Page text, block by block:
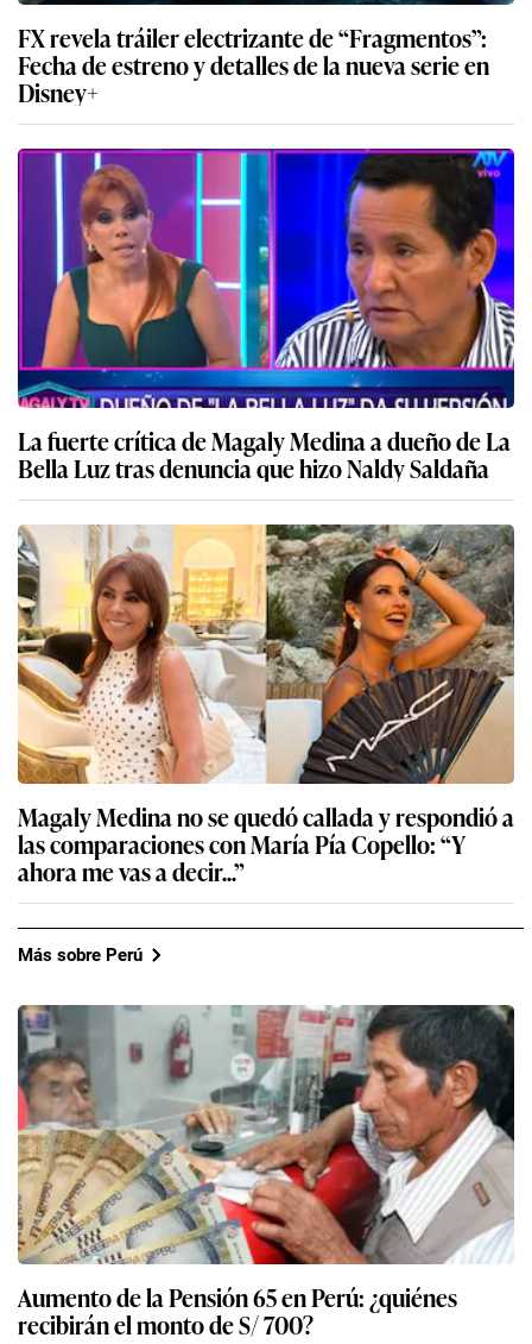
FX revela tráiler electrizante de “Fragmentos”:
Fecha de estreno y detalles de la nueva serie en
Disney+
La fuerte crítica de Magaly Medina a dueño de La
Bella Luz tras denuncia que hizo Naldy Saldaña
Magaly Medina no se quedó callada y respondió a
las comparaciones con María Pía Copello: “Y
ahora me vas a decir...”
Más sobre Perú
Aumento de la Pensión 65 en Perú: ¿quiénes
recibirán el monto de S/ 700?